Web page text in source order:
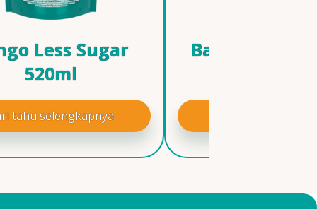
Less Sugar
520ml
tahu selengkapnya
Bango Kecap